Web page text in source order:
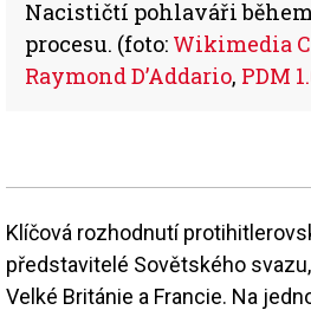
Nacističtí pohlaváři
procesu. (foto: Wikimedia
Raymond D’Addario, PDM
Klíčová rozhodnutí
představitelé Sovětského
Velké Británie a Francie. Na